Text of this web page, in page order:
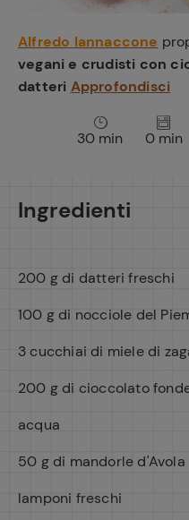
Alfredo Iannaccone
vegani e crudisti con
datteri Approfondisci
30 min 0 min
Ingredienti
200 g di datteri freschi
100 g di nocciole del
3 cucchiai di miele di
200 g di cioccolato
acqua
50 g di mandorle d'Avola
lamponi freschi